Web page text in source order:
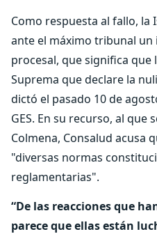
Como respuesta al fallo, la
ante el máximo tribunal un
procesal, que significa que
Suprema que declare la
dictó el pasado 10 de
GES. En su recurso, al que
Colmena, Consalud acusa
"diversas normas
reglamentarias".
“De las reacciones que
parece que ellas están